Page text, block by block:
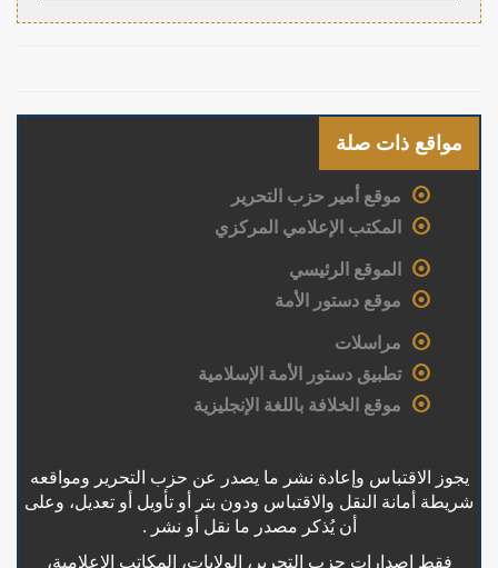
مواقع ذات صلة
موقع أمير حزب التحرير
المكتب الإعلامي المركزي
الموقع الرئيسي
موقع دستور الأمة
مراسلات
تطبيق دستور الأمة الإسلامية
موقع الخلافة باللغة الإنجليزية
يجوز الاقتباس وإعادة نشر ما يصدر عن حزب التحرير ومواقعه
شريطة أمانة النقل والاقتباس ودون بتر أو تأويل أو تعديل، وعلى
أن يُذكر مصدر ما نقل أو نشر .
فقط إصدارات حزب التحرير، الولايات، المكاتب الإعلامية،